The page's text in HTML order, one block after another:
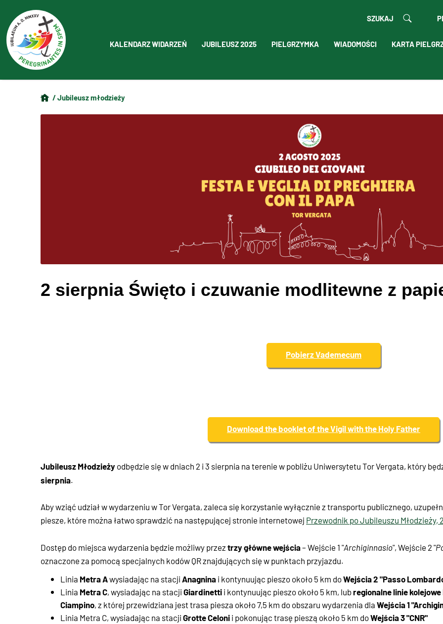
SZUKAJ
KALENDARZ WIDARZEŃ JUBILEUSZ 2025 PIELGRZYMKA WIADOMOŚCI KARTA
/ Jubileusz młodzieży
2 sierpnia Święto i czuwanie modlitewne z
Pobierz Vademecum
Download the booklet of the Vigil with the Holy Father
Jubileusz Młodzieżyodbędzie się w dniach 2 i 3 sierpnia na terenie w pobliżu Uniwersytetu Tor Vergata, który
sierpnia.
Aby wziąć udział w wydarzeniu w Tor Vergata, zaleca się korzystanie wyłącznie z transportu publicznego,
piesze, które można łatwo sprawdzić na następującej stronie internetowej Przewodnik po Jubileuszu Młodzieży,
Dostęp do miejsca wydarzenia będzie możliwy przeztrzy główne wejścia– Wejście 1 "Archiginnasio", Wejście 2 "
oznaczone za pomocą specjalnych kodów QR znajdujących się w punktach przyjazdu.
Linia Metra Awysiadając na stacjiAnagninai kontynuując pieszo około 5 km doWejścia 2 "Passo
Linia Metra C, wysiadając na stacjiGiardinettii kontynuując pieszo około 5 km, lubregionalne linie kolejowe
Ciampino, z której przewidziana jest trasa piesza około 7,5 km do obszaru wydarzenia dlaWejścia 1
Linia Metra C, wysiadając na stacjiGrotte Celonii pokonując trasę pieszą około 5 km doWejścia 3 "CNR"